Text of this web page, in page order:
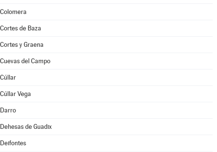
Colomera
Cortes de Baza
Cortes y Graena
Cuevas del Campo
Cúllar
Cúllar Vega
Darro
Dehesas de Guadix
Deifontes